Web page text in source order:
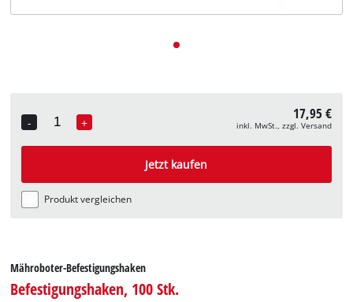
-
Quantity
+ 17,95 €
inkl. MwSt., zzgl. Versand
Jetzt kaufen
Produkt vergleichen
Mähroboter-Befestigungshaken
Befestigungshaken, 100 Stk.